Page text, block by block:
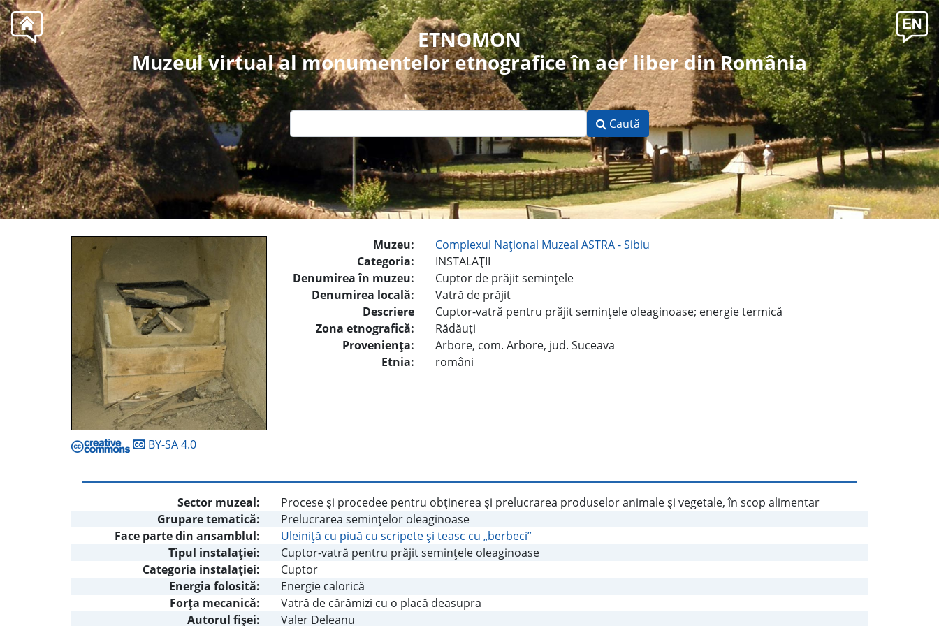
ETNOMON
Muzeul virtual al monumentelor etnografice în aer liber din România
Caută
BY-SA 4.0
Muzeu:
Complexul Naţional Muzeal ASTRA - Sibiu
Categoria:
INSTALAŢII
Denumirea în muzeu:
Cuptor de prăjit seminţele
Denumirea locală:
Vatră de prăjit
Descriere
Cuptor-vatră pentru prăjit seminţele oleaginoase; energie termică
Zona etnografică:
Rădăuţi
Provenienţa:
Arbore, com. Arbore, jud. Suceava
Etnia:
români
Sector muzeal:
Procese şi procedee pentru obţinerea şi prelucrarea produselor animale şi vegetale, în scop alimentar
Grupare tematică:
Prelucrarea seminţelor oleaginoase
Face parte din ansamblul:
Uleiniţă cu piuă cu scripete şi teasc cu „berbeci”
Tipul instalaţiei:
Cuptor-vatră pentru prăjit seminţele oleaginoase
Categoria instalaţiei:
Cuptor
Energia folosită:
Energie calorică
Forţa mecanică:
Vatră de cărămizi cu o placă deasupra
Autorul fişei:
Valer Deleanu